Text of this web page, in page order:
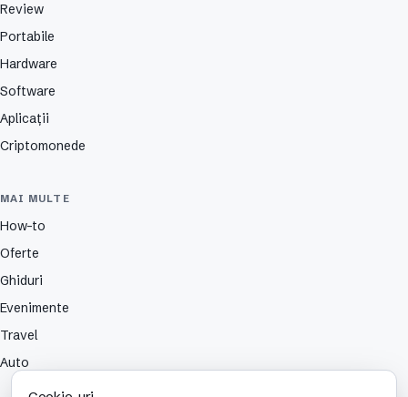
Review
Portabile
Hardware
Software
Aplicații
Criptomonede
MAI MULTE
How-to
Oferte
Ghiduri
Evenimente
Travel
Auto